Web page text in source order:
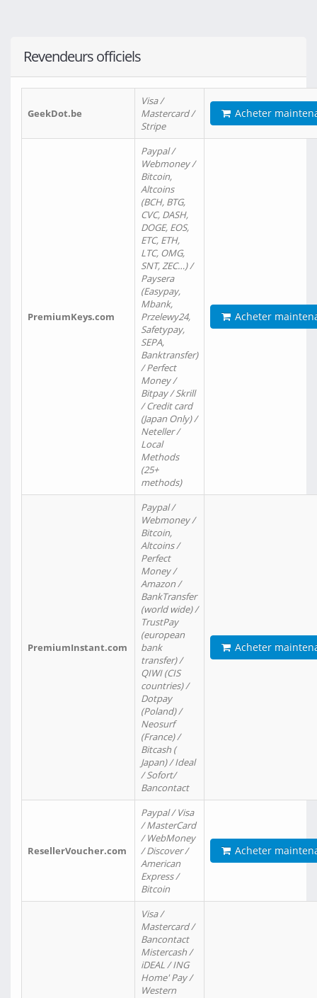
Revendeurs officiels
GeekDot.be
Visa /
Mastercard /
Stripe
Acheter
PremiumKeys.com
Paypal /
Webmoney /
Bitcoin,
Altcoins
(BCH, BTG,
CVC, DASH,
DOGE, EOS,
ETC, ETH,
LTC, OMG,
SNT, ZEC…) /
Paysera
(Easypay,
Mbank,
Przelewy24,
Safetypay,
SEPA,
Banktransfer)
/ Perfect
Money /
Bitpay / Skrill
/ Credit card
(Japan Only) /
Neteller /
Local
Methods
(25+
methods)
Acheter
PremiumInstant.com
Paypal /
Webmoney /
Bitcoin,
Altcoins /
Perfect
Money /
Amazon /
BankTransfer
(world wide) /
TrustPay
(european
bank
transfer) /
QIWI (CIS
countries) /
Dotpay
(Poland) /
Neosurf
(France) /
Bitcash (
Japan) / Ideal
/ Sofort/
Bancontact
Acheter
ResellerVoucher.com
Paypal / Visa
/ MasterCard
/ WebMoney
/ Discover /
American
Express /
Bitcoin
Acheter
Visa /
Mastercard /
Bancontact
Mistercash /
iDEAL / ING
Home' Pay /
Western